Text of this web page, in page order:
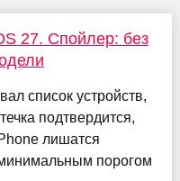
27. Спойлер: без
список устройств,
подтвердится,
лишатся
порогом